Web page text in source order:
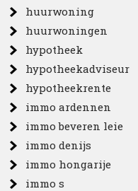
huurwoning
huurwoningen
hypotheek
hypotheekadviseur
hypotheekrente
immo ardennen
immo beveren leie
immo denijs
immo hongarije
immo s